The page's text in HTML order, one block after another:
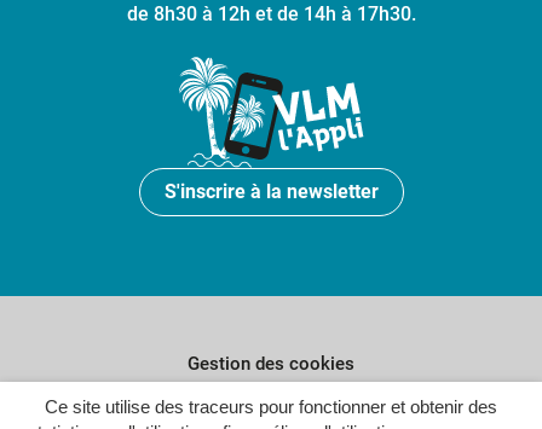
Ce site utilise des traceurs pour fonctionner et obtenir des
de 8h30 à 12h et de 14h à 17h30.
S'inscrire à la newsletter
Gestion des cookies
Plan du site